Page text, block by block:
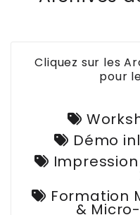
Cliquez sur les
pour
Démo
Formation
&